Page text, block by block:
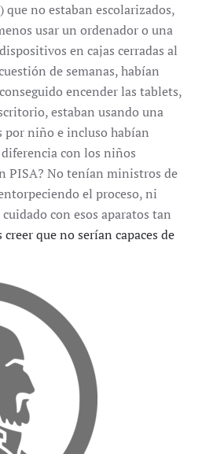
que no estaban escolarizados,
usar un ordenador o una
en cajas cerradas al
de semanas, habían
encender las tablets,
estaban usando una
por niño e incluso habían
con los niños
PISA? No tenían ministros de
el proceso, ni
con esos aparatos tan
que no serían capaces de